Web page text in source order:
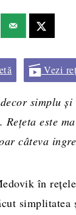
Vezi
simplu și
este
câteva
în
simplitatea